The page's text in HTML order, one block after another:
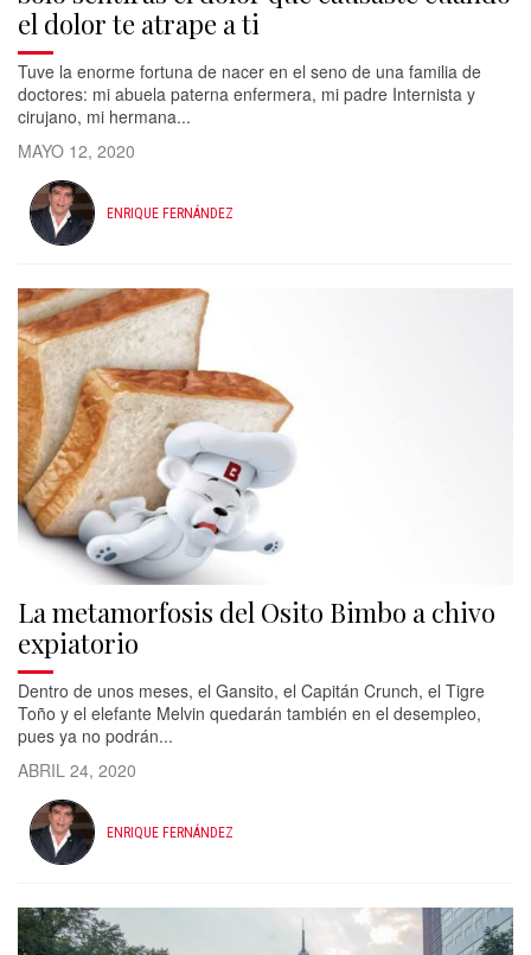
el dolor te atrape a ti
Tuve la enorme fortuna de nacer en el seno de una familia de
doctores: mi abuela paterna enfermera, mi padre Internista y
cirujano, mi hermana...
MAYO 12, 2020
ENRIQUE FERNÁNDEZ
La metamorfosis del Osito Bimbo a chivo
expiatorio
Dentro de unos meses, el Gansito, el Capitán Crunch, el Tigre
Toño y el elefante Melvin quedarán también en el desempleo,
pues ya no podrán...
ABRIL 24, 2020
ENRIQUE FERNÁNDEZ